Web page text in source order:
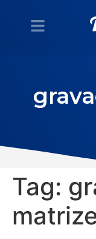
Tag: